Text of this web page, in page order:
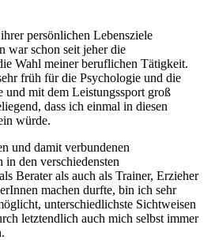
persönlichen Lebensziele
war schon seit jeher die
Wahl meiner beruflichen Tätigkeit.
früh für die Psychologie und die
und mit dem Leistungssport groß
dass ich einmal in diesen
würde.
und damit verbundenen
den verschiedensten
Berater als auch als Trainer, Erzieher
machen durfte, bin ich sehr
unterschiedlichste Sichtweisen
letztendlich auch mich selbst immer